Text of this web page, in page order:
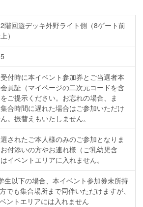
階回遊デッキ外野ライト側（8ゲート前
）
付時に本イベント参加券とご当選者本
員証（マイページの二次元コードを含
ご提示ください。お忘れの場合、ま
合時間に遅れた場合はご参加いただけ
。振替えもいたしません。
されたご本人様のみのご参加となりま
付添いの方やお連れ様（ご乳幼児含
イベントエリアに入れません。
生以下の場合、本イベント参加券未所持
でも集合場所まで同伴いただけますが、
ントエリアには入れません